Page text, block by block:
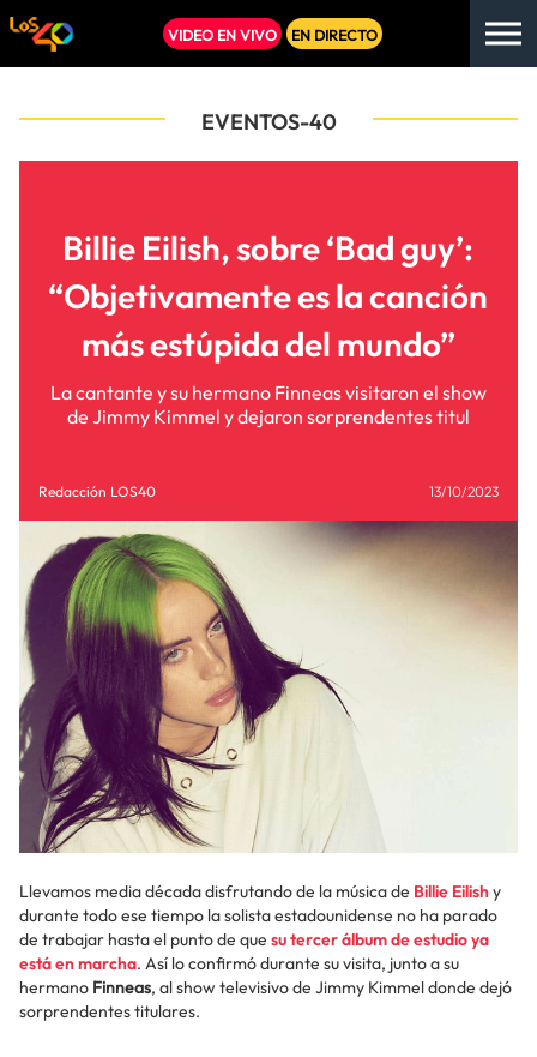
VIDEO EN VIVO EN DIRECTO
EVENTOS-40
Billie Eilish, sobre ‘Bad guy’:
“Objetivamente es la canción
más estúpida del mundo”
La cantante y su hermano Finneas visitaron el show
de Jimmy Kimmel y dejaron sorprendentes titul
Redacción LOS40 13/10/2023
Llevamos media década disfrutando de la música de Billie Eilishy
durante todo ese tiempo la solista estadounidense no ha parado
de trabajar hasta el punto de que su tercer álbum de estudio ya
está en marcha. Así lo confirmó durante su visita, junto a su
hermano Finneas, al show televisivo de Jimmy Kimmel donde dejó
sorprendentes titulares.